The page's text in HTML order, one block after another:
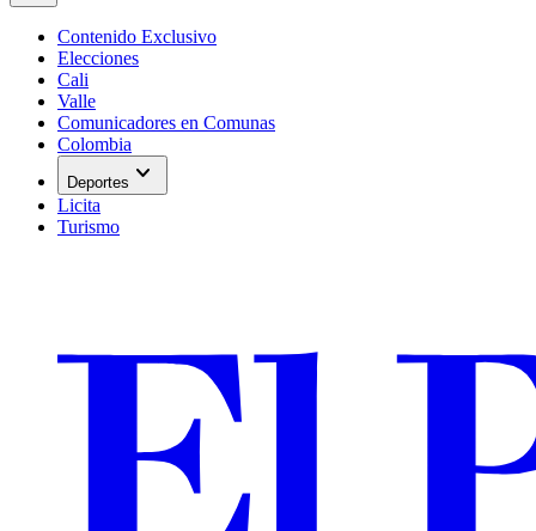
Contenido Exclusivo
Elecciones
Cali
Valle
Comunicadores en Comunas
Colombia
Deportes expand_more
Licita
Turismo